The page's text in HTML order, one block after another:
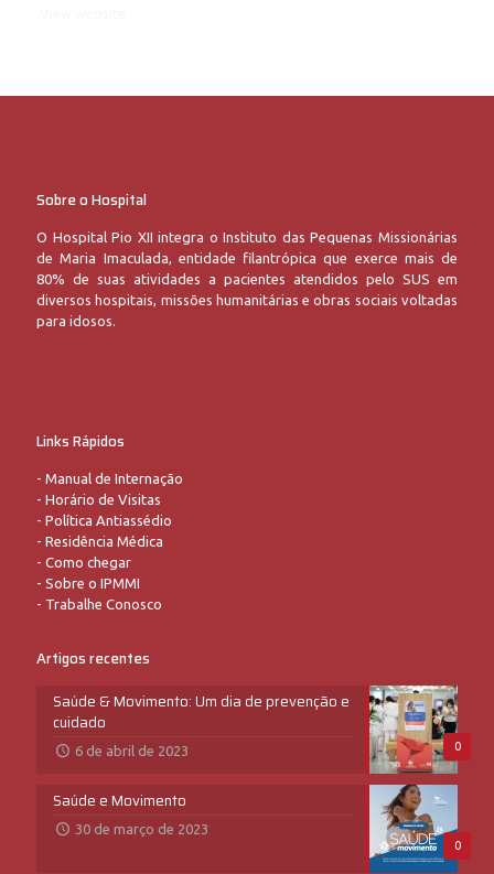
Sobre o Hospital
O Hospital Pio XII integra o Instituto das Pequenas Missionárias
de Maria Imaculada, entidade filantrópica que exerce mais de
80% de suas atividades a pacientes atendidos pelo SUS em
diversos hospitais, missões humanitárias e obras sociais voltadas
para idosos.
Links Rápidos
- Manual de Internação
- Horário de Visitas
- Política Antiassédio
- Residência Médica
- Como chegar
- Sobre o IPMMI
- Trabalhe Conosco
Artigos recentes
0
Saúde & Movimento: Um dia de prevenção e
cuidado
6 de abril de 2023
0
Saúde e Movimento
30 de março de 2023